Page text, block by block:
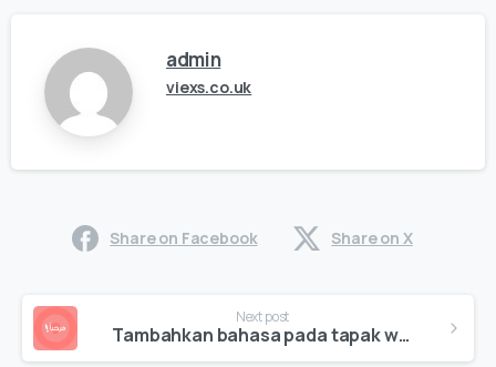
admin
viexs.co.uk
Share on Facebook Share on X
Continue
Reading
Next post
Tambahkan bahasa pada tapak web anda